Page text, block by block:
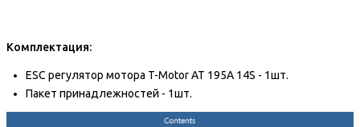
Комплектация:
ESC регулятор мотора T-Motor AT 195A 14S - 1шт.
Пакет принадлежностей - 1шт.